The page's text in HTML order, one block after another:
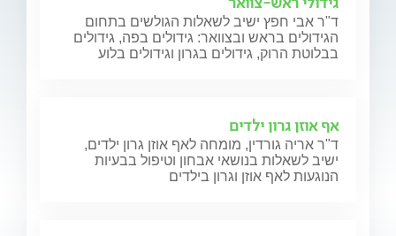
ד"ר אבי חפץ ישיב לשאלות הגולשים בתחום
הגידולים בראש ובצוואר: גידולים בפה, גידולים
בבלוטת הרוק, גידולים בגרון וגידולים בלוע
אף אוזן גרון ילדים
ד"ר אריה גורדין, מומחה לאף אוזן גרון ילדים,
ישיב לשאלות בנושאי אבחון וטיפול בבעיות
הנוגעות לאף אוזן וגרון בילדים